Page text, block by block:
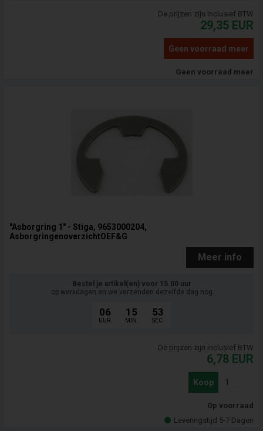
De prijzen zijn inclusief BTW
29,35 EUR
Geen voorraad meer
Geen voorraad meer
"Asborgring 1" - Stiga, 9653000204,
AsborgringenoverzichtOEF&G
Meer info
Bestel je artikel(en) voor 15.00 uur
op werkdagen en we verzenden dezelfde dag nog
06
UUR.
15
MIN.
52
SEC.
De prijzen zijn inclusief BTW
6,78 EUR
Koop
Op voorraad
Leveringstijd 5-7 Dagen